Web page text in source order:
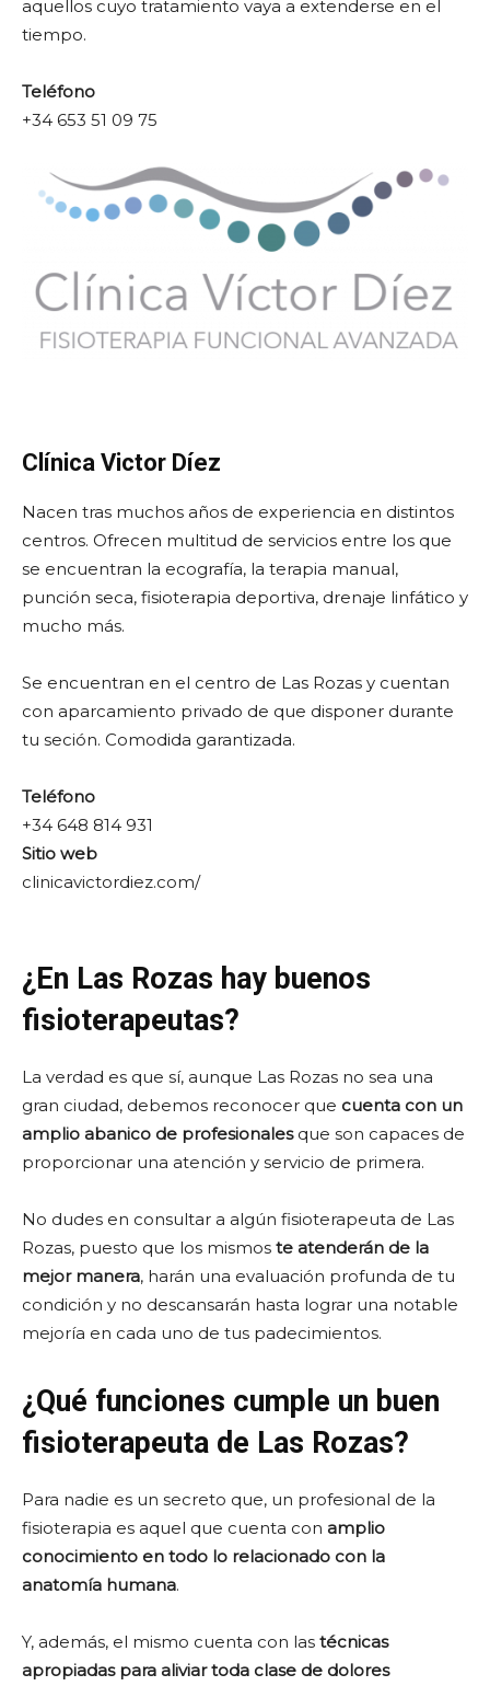
aquellos cuyo tratamiento vaya a extenderse en el
tiempo.
Teléfono
+34 653 51 09 75
Clínica Victor Díez
Nacen tras muchos años de experiencia en distintos
centros. Ofrecen multitud de servicios entre los que
se encuentran la ecografía, la terapia manual,
punción seca, fisioterapia deportiva, drenaje linfático y
mucho más.
Se encuentran en el centro de Las Rozas y cuentan
con aparcamiento privado de que disponer durante
tu seción. Comodida garantizada.
Teléfono
+34 648 814 931
Sitio web
clinicavictordiez.com/
¿En Las Rozas hay buenos
fisioterapeutas?
La verdad es que sí, aunque Las Rozas no sea una
gran ciudad, debemos reconocer que cuenta con un
amplio abanico de profesionalesque son capaces de
proporcionar una atención y servicio de primera.
No dudes en consultar a algún fisioterapeuta de Las
Rozas, puesto que los mismos te atenderán de la
mejor manera, harán una evaluación profunda de tu
condición y no descansarán hasta lograr una notable
mejoría en cada uno de tus padecimientos.
¿Qué funciones cumple un buen
fisioterapeuta de Las Rozas?
Para nadie es un secreto que, un profesional de la
fisioterapia es aquel que cuenta con amplio
conocimiento en todo lo relacionado con la
anatomía humana.
Y, además, el mismo cuenta con las técnicas
apropiadas para aliviar toda clase de dolores